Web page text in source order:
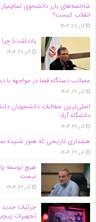
شاخصه‌های بارز دانشجوی تمام‌عیار
انقلاب کیست؟
آذر ۲۸, ۱۴۰۴
یادداشت| چرا
آذر ۲۷, ۱۴۰۴
مصائب دستگاه قضا در مواجهه با
آذر ۲۷, ۱۴۰۴
اصلی‌ترین مطالبات دانشجویان
دانشگاه آز‌اد
آذر ۲۷, ۱۴۰۴
هشداری تاریخی که هنوز شنیده
آذر ۲۶, ۱۴۰۴
هیچ توسعه
نیست
آذر ۲۶, ۱۴۰۴
جزئیات
تجهیزات